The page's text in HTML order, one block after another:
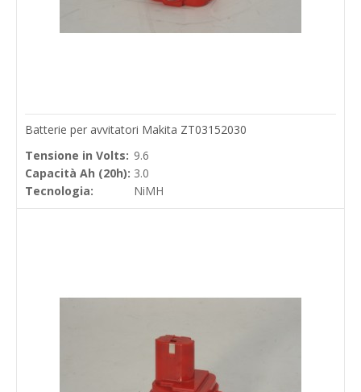
Batterie per avvitatori Makita ZT03152030
Tensione in Volts: 9.6
Capacità Ah (20h): 3.0
Tecnologia:
NiMH